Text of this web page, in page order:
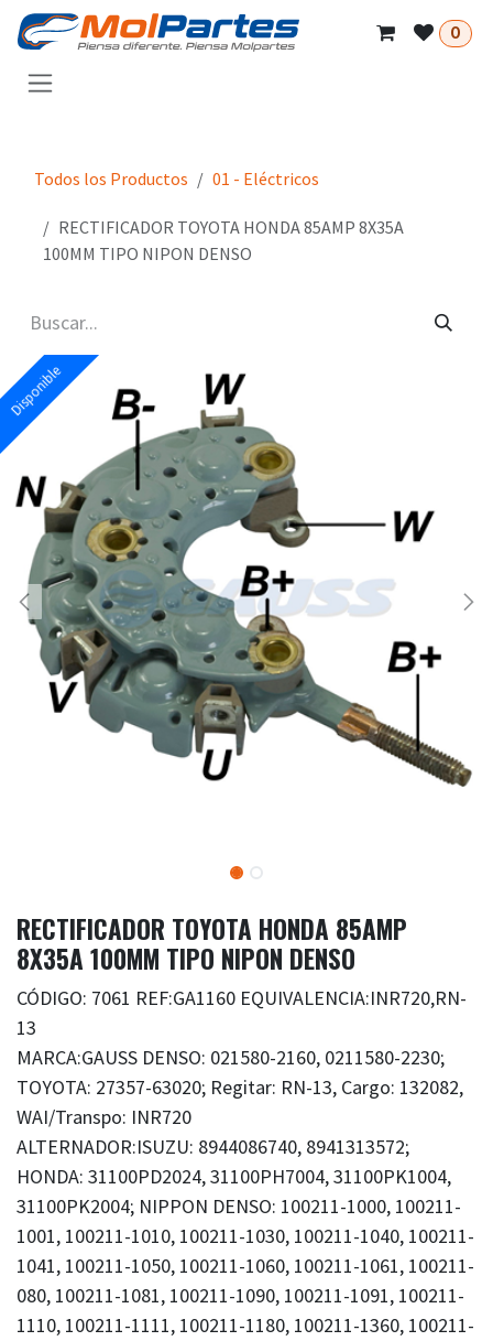
Ir al contenido
0
Todos los Productos 01 - Eléctricos
RECTIFICADOR TOYOTA HONDA 85AMP 8X35A
100MM TIPO NIPON DENSO
Disponible
Disponible
RECTIFICADOR TOYOTA HONDA 85AMP
8X35A 100MM TIPO NIPON DENSO
CÓDIGO: 7061 REF:GA1160 EQUIVALENCIA:INR720,RN-
13
MARCA:GAUSS DENSO: 021580-2160, 0211580-2230;
TOYOTA: 27357-63020; Regitar: RN-13, Cargo: 132082,
WAI/Transpo: INR720
ALTERNADOR:ISUZU: 8944086740, 8941313572;
HONDA: 31100PD2024, 31100PH7004, 31100PK1004,
31100PK2004; NIPPON DENSO: 100211-1000, 100211-
1001, 100211-1010, 100211-1030, 100211-1040, 100211-
1041, 100211-1050, 100211-1060, 100211-1061, 100211-
080, 100211-1081, 100211-1090, 100211-1091, 100211-
1110, 100211-1111, 100211-1180, 100211-1360, 100211-